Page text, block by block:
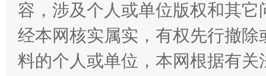
容，涉及个人或单位版权和其它
经本网核实属实，有权先行撤
料的个人或单位，本网根据有